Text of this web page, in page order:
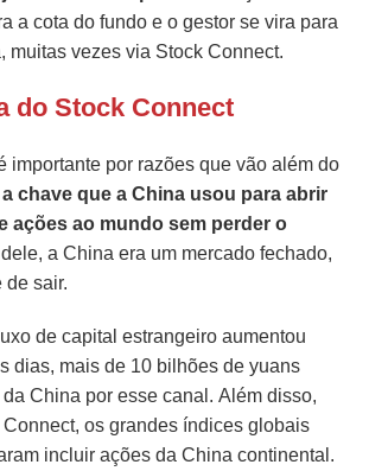
a cota do fundo e o gestor se vira para
muitas vezes via Stock Connect.
do Stock Connect
importante por razões que vão além do
chave quea China usou para abrir
ações ao mundo sem perder o
a China era um mercado fechado,
sair.
de capital estrangeiro aumentou
dias, mais de 10 bilhões de yuans
China por esse canal. Além disso,
os grandes índices globais
incluir ações da China continental.